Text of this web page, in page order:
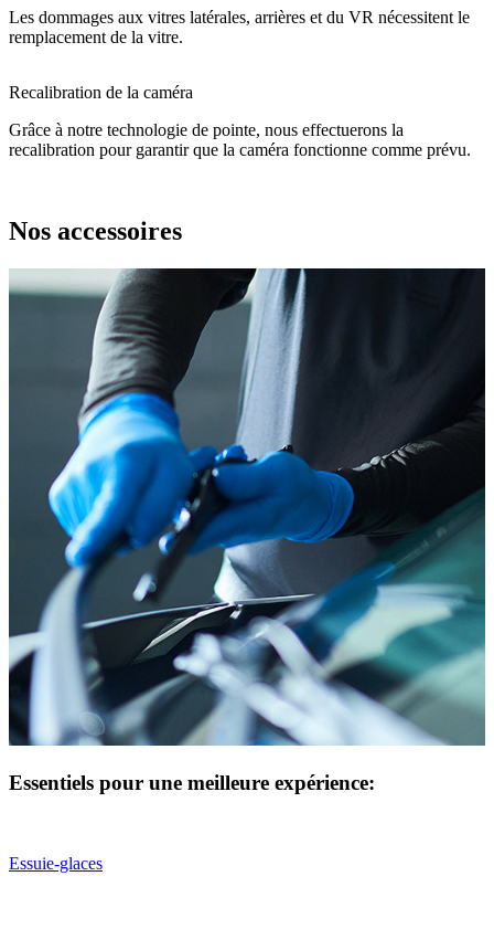
Les dommages aux vitres latérales, arrières et du VR nécessitent le
remplacement de la vitre.
Recalibration de la caméra
Grâce à notre technologie de pointe, nous effectuerons la
recalibration pour garantir que la caméra fonctionne comme prévu.
Nos accessoires
Essentiels pour une meilleure expérience:
Essuie-glaces